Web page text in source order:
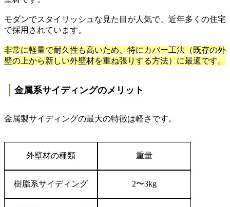
モダンでスタイリッシュな見た目が人気で、近年多くの住宅
で採用されています。
非常に軽量で耐久性も高いため、特にカバー工法（既存の外
壁の上から新しい外壁材を重ね張りする方法）に最適です。
金属系サイディングのメリット
金属製サイディングの最大の特徴は軽さです。
外壁材の種類 重量
樹脂系サイディング 2〜3kg